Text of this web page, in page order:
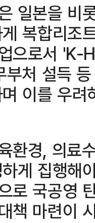
일본을 비
복합리조
으로서 'K-
처 설득
이를 우려
환경, 의료
게 집행해
로 국공영
책 마련이